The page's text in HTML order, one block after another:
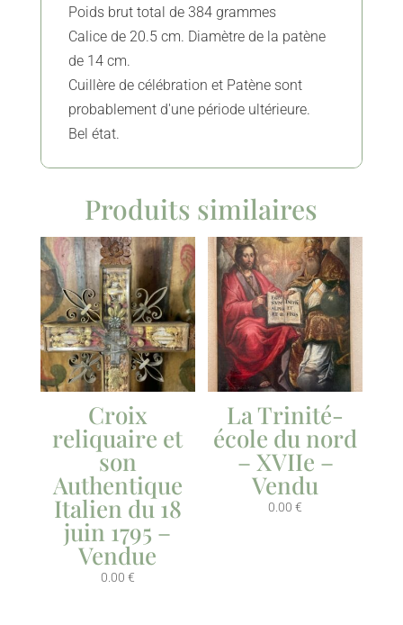
Poids brut total de 384 grammes
Calice de 20.5 cm. Diamètre de la patène
de 14 cm.
Cuillère de célébration et Patène sont
probablement d'une période ultérieure.
​​​​​​​Bel état.
Produits similaires
Croix
reliquaire et
son
Authentique
Italien du 18
juin 1795 –
Vendue
0.00 €
La Trinité-
école du nord
– XVIIe –
Vendu
0.00€